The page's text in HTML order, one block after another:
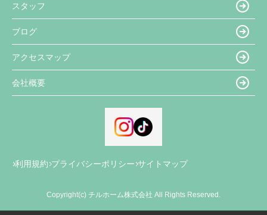
スタッフ
ブログ
アクセスマップ
会社概要
利用規約 プライバシーポリシー サイトマップ
Copyright(c) チルホーム株式会社 All Rights Reserved.